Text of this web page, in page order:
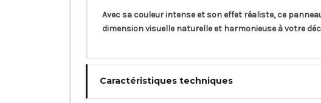
Avec sa couleur intense et son effet réaliste, ce
dimension visuelle naturelle et harmonieuse à votre
Caractéristiques techniques